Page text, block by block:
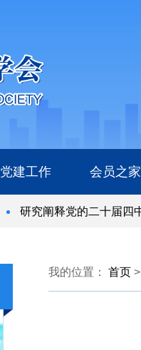
党建工作 会员之家
研究阐释党的二十届四中
我的位置： 首页 >